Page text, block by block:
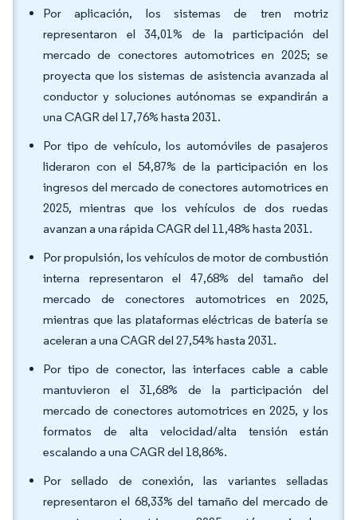
Por aplicación, los sistemas de tren motriz
representaron el 34,01% de la participación del
mercado de conectores automotrices en 2025; se
proyecta que los sistemas de asistencia avanzada al
conductor y soluciones autónomas se expandirán a
una CAGR del 17,76% hasta 2031.
Por tipo de vehículo, los automóviles de pasajeros
lideraron con el 54,87% de la participación en los
ingresos del mercado de conectores automotrices en
2025, mientras que los vehículos de dos ruedas
avanzan a una rápida CAGR del 11,48% hasta 2031.
Por propulsión, los vehículos de motor de combustión
interna representaron el 47,68% del tamaño del
mercado de conectores automotrices en 2025,
mientras que las plataformas eléctricas de batería se
aceleran a una CAGR del 27,54% hasta 2031.
Por tipo de conector, las interfaces cable a cable
mantuvieron el 31,68% de la participación del
mercado de conectores automotrices en 2025, y los
formatos de alta velocidad/alta tensión están
escalando a una CAGR del 18,86%.
Por sellado de conexión, las variantes selladas
representaron el 68,33% del tamaño del mercado de